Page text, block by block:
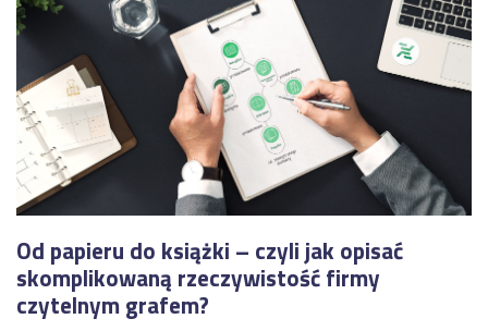
Od papieru do książki – czyli jak opisać
skomplikowaną rzeczywistość firmy
czytelnym grafem?